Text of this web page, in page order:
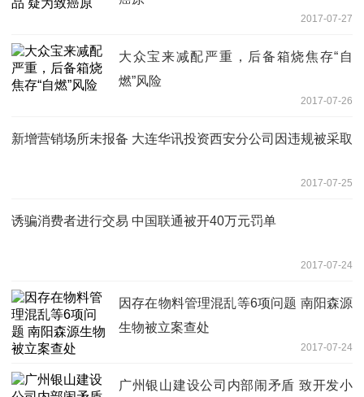
2017-07-27
大众宝来减配严重，后备箱烧焦存“自
燃”风险
2017-07-26
新增营销场所未报备 大连华讯投资西安分公司因违规被采取
2017-07-25
诱骗消费者进行交易 中国联通被开40万元罚单
2017-07-24
因存在物料管理混乱等6项问题 南阳森源
生物被立案查处
2017-07-24
广州银山建设公司内部闹矛盾 致开发小